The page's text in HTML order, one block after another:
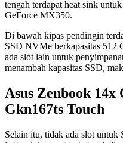
tengah terdapat heat sink
GeForce MX350.
Di bawah kipas pendingin
SSD NVMe berkapasitas 512
ada slot lain untuk
menambah kapasitas SSD,
Asus Zenbook 14x
Gkn167ts Touch
Selain itu, tidak ada slot untuk